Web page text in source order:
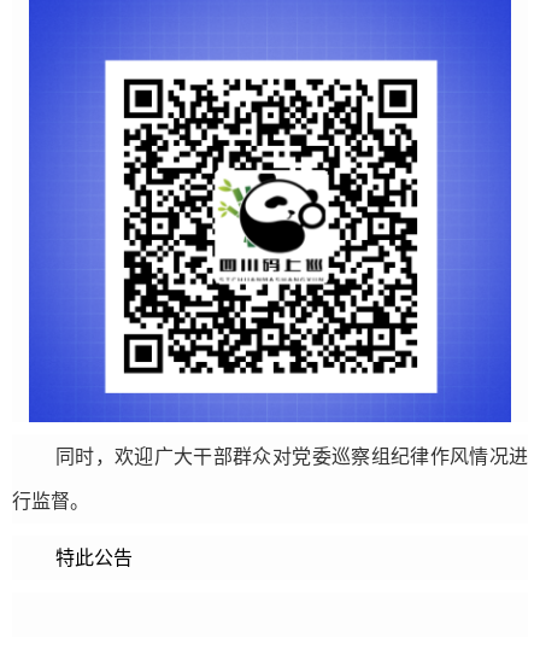
同时，欢迎广大干部群众对党委巡察组纪律作风情况进
行监督。
特此公告